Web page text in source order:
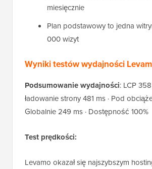
miesięcznie
Plan podstawowy to jedna
000 wizyt
Wyniki testów wydajności
Podsumowanie wydajności: LCP
ładowanie strony 481 ms · Pod
Globalnie 249 ms · Dostępność 100%
Test prędkości:
Levamo okazał się najszybszym